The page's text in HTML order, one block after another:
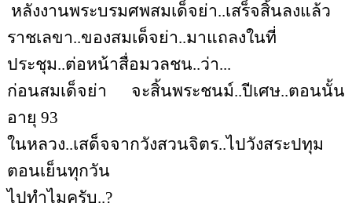
หลังงานพระบรมศพสมเด็จย่า..เสร็จสิ้นลงแล้ว
ราชเลขา..ของสมเด็จย่า..มาแถลงในที่
ประชุม..ต่อหน้าสื่อมวลชน..ว่า...
ก่อนสมเด็จย่า จะสิ้นพระชนม์..ปีเศษ..ตอนนั้น
อายุ 93
ในหลวง..เสด็จจากวังสวนจิตร..ไปวังสระปทุม
ตอนเย็นทุกวัน
ไปทำไมครับ..?